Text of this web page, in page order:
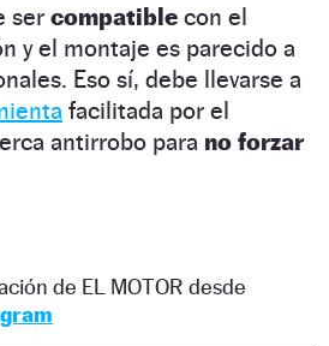
ser compatible con el
y el montaje es parecido a
Eso sí, debe llevarse a
facilitada por el
antirrobo para no forzar
de EL MOTOR desde